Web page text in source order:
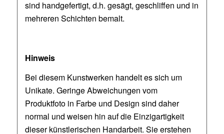
sind handgefertigt, d.h. gesägt, geschliffen und in
mehreren Schichten bemalt.
Hinweis
Bei diesem Kunstwerken handelt es sich um
Unikate. Geringe Abweichungen vom
Produktfoto in Farbe und Design sind daher
normal und weisen hin auf die Einzigartigkeit
dieser künstlerischen Handarbeit. Sie erstehen